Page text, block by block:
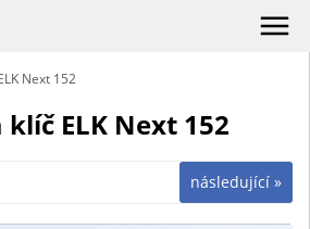
Next 152
ELK Next 152
následující »